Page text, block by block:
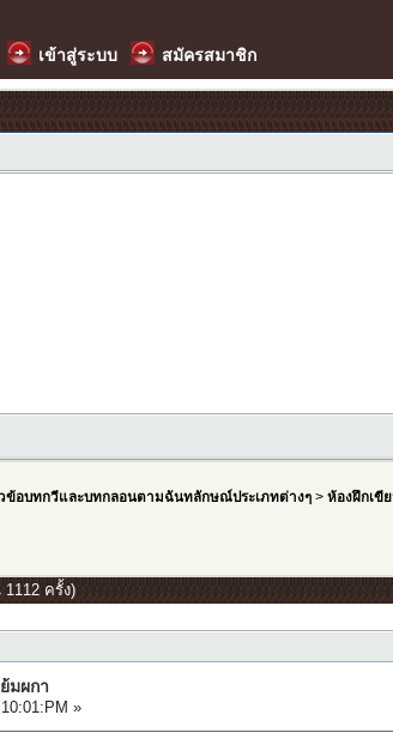
เข้าสู่ระบบ สมัครสมาชิก
ข้อบทกวีและบทกลอนตามฉันทลักษณ์ประเภทต่างๆ >ห้องฝึกเ
ครั้ง)
มผกา
»